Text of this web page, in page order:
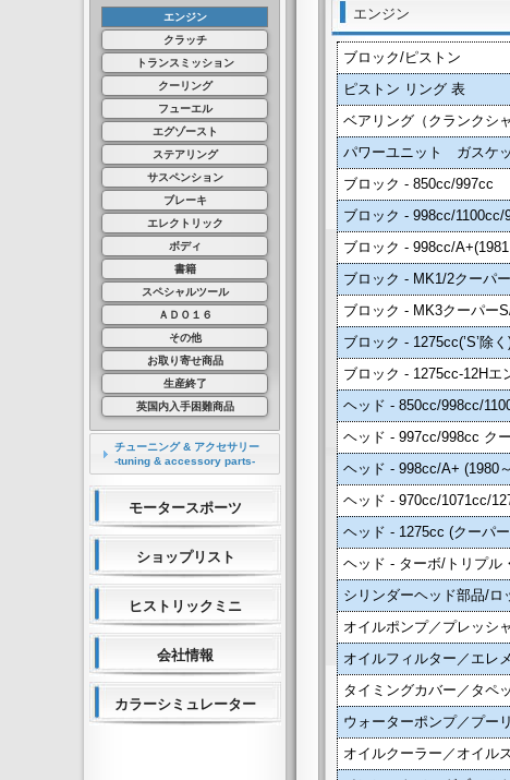
エンジン
クラッチ
トランスミッション
クーリング
フューエル
エグゾースト
ステアリング
サスペンション
ブレーキ
エレクトリック
ボディ
書籍
スペシャルツール
ＡＤＯ１６
その他
お取り寄せ商品
生産終了
英国内入手困難商品
チューニング & アクセサリー
-tuning & accessory parts-
モータースポーツ
ショップリスト
ヒストリックミニ
会社情報
カラーシミュレーター
エンジン
ブロック/ピストン
ピストン リング 表
ベアリング（クランクシ
パワーユニット ガスケ
ブロック - 850cc/997cc
ブロック - 998cc/1100cc/
ブロック - 998cc/
ブロック - MK1/2クーパ
ブロック - MK3クーパー
ブロック - 1275cc(’S’除
ブロック - 1275cc-12Hエ
ヘッド - 850cc/998cc/
ヘッド - 997cc/998cc ク
ヘッド - 998cc/A+ (1980
ヘッド - 970cc/1071cc/
ヘッド - 1275cc (クーパ
ヘッド - ターボ/トリプル
シリンダーヘッド部品/ロ
オイルポンプ／プレッシ
オイルフィルター／エレ
タイミングカバー／タペ
ウォーターポンプ／プー
オイルクーラー／オイル